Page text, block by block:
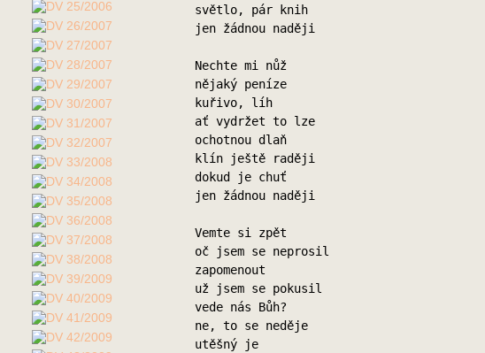
světlo, pár knih
jen žádnou naději
Nechte mi nůž
nějaký peníze
kuřivo, líh
ať vydržet to lze
ochotnou dlaň
klín ještě raději
dokud je chuť
jen žádnou naději
Vemte si zpět
oč jsem se neprosil
zapomenout
už jsem se pokusil
vede nás Bůh?
ne, to se neděje
utěšný je